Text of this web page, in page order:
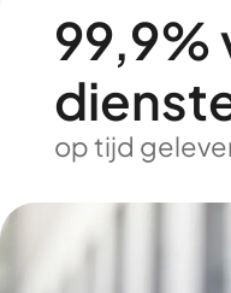
99,9%
op tijd